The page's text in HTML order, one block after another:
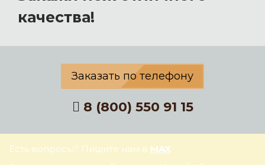
качества!
Заказать по телефону
8 (800) 550 91 15
Есть вопросы? Пишите нам в MAX